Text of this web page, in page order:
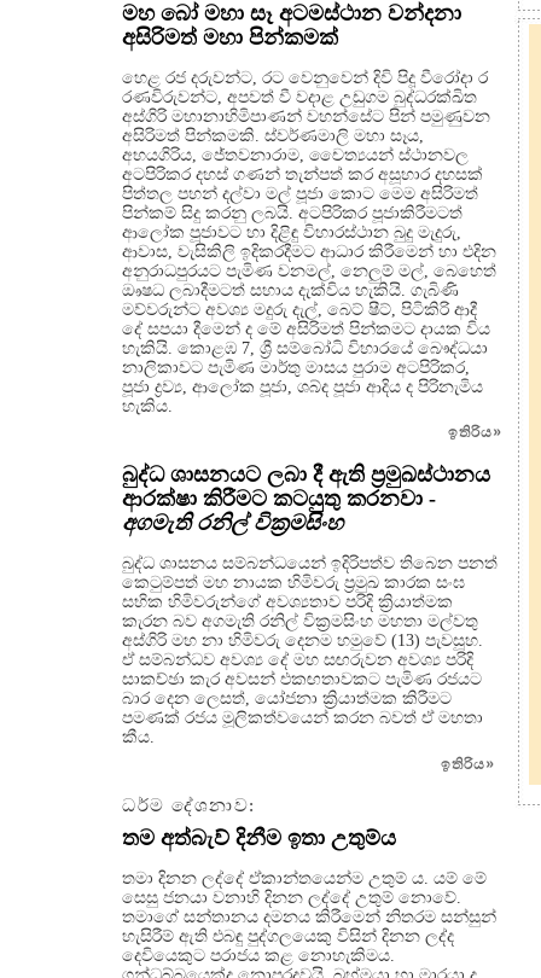
මහ බෝ මහා සෑ අටමස්ථාන වන්දනා
අසිරිමත් මහා පින්කමක්
හෙළ රජ දරුවන්ට, රට වෙනුවෙන් දිවි පිදූ වීරෝදා ර
රණවිරුවන්ට, අපවත් වී වදාළ උඩුගම බුද්ධරක්ඛිත
අස්ගිරි මහානාහිමිපාණන් වහන්සේට පින් පමුණුවන
අසිරිමත් පින්කමකි. ස්වර්ණමාලි මහා සෑය,
අභයගිරිය, ජේතවනාරාම, චෛත්‍යයන් ස්ථානවල
අටපිරිකර දහස් ගණන් තැන්පත් කර අසූහාර දහසක්
පිත්තල පහන් දල්වා මල් පූජා කොට මෙම අසිරිමත්
පින්කම් සිදු කරනු ලබයි. අටපිරිකර පූජාකිරීමටත්
ආලෝක පූජාවට හා දිළිඳු විහාරස්ථාන බුදු මැදුරු,
ආවාස, වැසිකිලි ඉදිකරදීමට ආධාර කිරීමෙන් හා එදින
අනුරාධපුරයට පැමිණ වනමල්, නෙලුම් මල්, බෙහෙත්
ඖෂධ ලබාදීමටත් සහාය දැක්විය හැකියි. ගැබිණි
මව්වරුන්ට අවශ්‍ය මදුරු දැල්, බෙට් ෂීට්, පිටිකිරි ආදී
දේ සපයා දීමෙන් ද මේ අසිරිමත් පින්කමට දායක විය
හැකියි. කොළඹ 7, ශ්‍රී සම්බෝධි විහාරයේ බෞද්ධයා
නාලිකාවට පැමිණ මාර්තු මාසය පුරාම අටපිරිකර,
පූජා ද්‍රව්‍ය, ආලෝක පූජා, ශබ්ද පූජා ආදිය ද පිරිනැමිය
හැකිය.
ඉතිරිය»
බුද්ධ ශාසනයට ලබා දී ඇති ප්‍රමුඛස්ථානය
ආරක්ෂා කිරීමට කටයුතු කරනවා -
අගමැති රනිල් වික්‍රමසිංහ
බුද්ධ ශාසනය සම්බන්ධයෙන් ඉදිරිපත්ව තිබෙන පනත්
කෙටුම්පත් මහ නායක හිමිවරු ප්‍රමුඛ කාරක සංඝ
සභික හිමිවරුන්ගේ අවශ්‍යතාව පරිදි ක්‍රියාත්මක
කැරන බව අගමැති රනිල් වික්‍රමසිංහ මහතා මල්වතු
අස්ගිරි මහ නා හිමිවරු දෙනම හමුවේ (13) පැවසූහ.
ඒ සම්බන්ධව අවශ්‍ය දේ මහ සඟරුවන අවශ්‍ය පරිදි
සාකච්ඡා කැර අවසන් එකඟතාවකට පැමිණ රජයට
බාර දෙන ලෙසත්, යෝජනා ක්‍රියාත්මක කිරීමට
පමණක් රජය මූලිකත්වයෙන් කරන බවත් ඒ මහතා
කීය.
ඉතිරිය»
ධර්ම දේශනාව:
තම අත්බැව් දිනීම ඉතා උතුම්ය
තමා දිනන ලද්දේ ඒකාන්තයෙන්ම උතුම් ය. යම් මේ
සෙසු ජනයා වනාහි දිනන ලද්දේ උතුම් නොවේ.
තමාගේ සන්තානය දමනය කිරීමෙන් නිතරම සන්සුන්
හැසිරීම් ඇති එබඳු පුද්ගලයෙකු විසින් දිනන ලද්ද
දෙවියෙකුට පරාජය කළ නොහැකිමය.